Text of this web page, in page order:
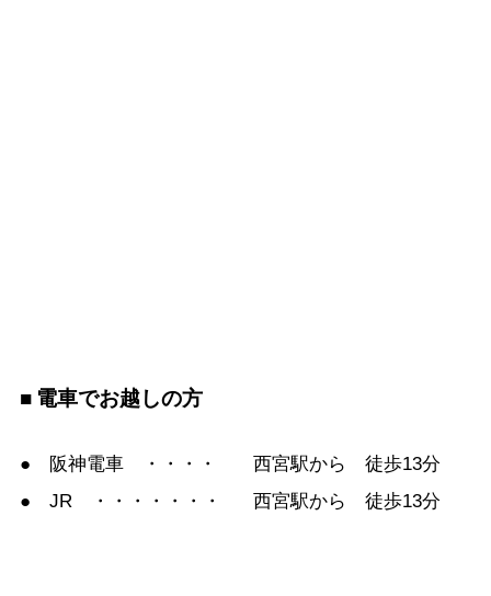
電車でお越しの方
● 阪神電車 ・・・・
西宮駅から 徒歩13分
● JR ・・・・・・・
西宮駅から 徒歩13分